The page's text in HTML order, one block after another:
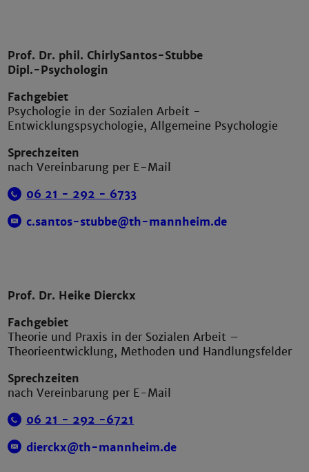
Prof. Dr. phil. ChirlySantos-Stubbe
Dipl.-Psychologin
Fachgebiet
Psychologie in der Sozialen Arbeit -
Entwicklungspsychologie, Allgemeine Psychologie
Sprechzeiten
nach Vereinbarung per E-Mail
06 21 - 292 - 6733
c.santos-stubbe@th-mannheim.de
Prof. Dr. Heike Dierckx
Fachgebiet
Theorie und Praxis in der Sozialen Arbeit –
Theorieentwicklung, Methoden und Handlungsfelder
Sprechzeiten
nach Vereinbarung per E-Mail
06 21 - 292 -6721
dierckx@th-mannheim.de